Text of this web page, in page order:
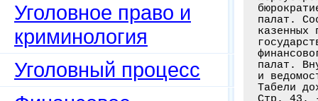
Уголовное право и
криминология
Уголовный процесс